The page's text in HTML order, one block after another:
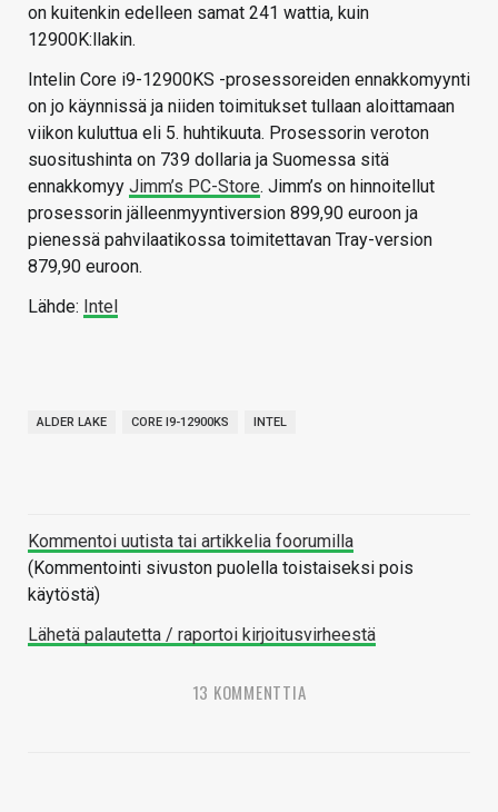
on kuitenkin edelleen samat 241 wattia, kuin
12900K:llakin.
Intelin Core i9-12900KS -prosessoreiden ennakkomyynti
on jo käynnissä ja niiden toimitukset tullaan aloittamaan
viikon kuluttua eli 5. huhtikuuta. Prosessorin veroton
suositushinta on 739 dollaria ja Suomessa sitä
ennakkomyy Jimm’s PC-Store. Jimm’s on hinnoitellut
prosessorin jälleenmyyntiversion 899,90 euroon ja
pienessä pahvilaatikossa toimitettavan Tray-version
879,90 euroon.
Lähde: Intel
ALDER LAKE CORE I9-12900KS INTEL
Kommentoi uutista tai artikkelia foorumilla
(Kommentointi sivuston puolella toistaiseksi pois
käytöstä)
Lähetä palautetta / raportoi kirjoitusvirheestä
13 KOMMENTTIA